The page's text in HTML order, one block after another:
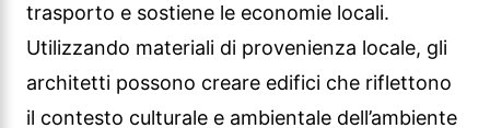
trasporto e sostiene le economie locali.
Utilizzando materiali di provenienza locale, gli
architetti possono creare edifici che riflettono
il contesto culturale e ambientale dell’ambiente